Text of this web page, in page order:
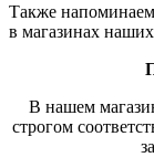
Также
в магазинах
В нашем
строгом